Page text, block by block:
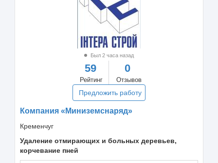
Был 2 часа назад
59
Рейтинг
0
Отзывов
Предложить работу
Компания «Миниземснаряд»
Кременчуг
Удаление отмирающих и больных деревьев,
корчевание пней